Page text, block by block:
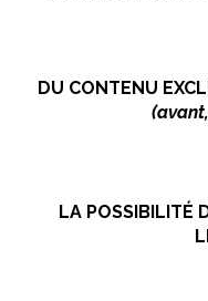
DU CONTENU
LA POSSIBILITÉ